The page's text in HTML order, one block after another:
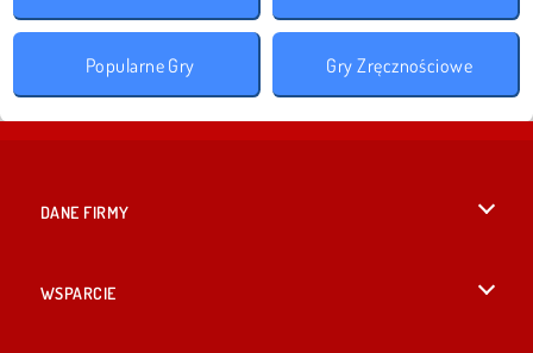
Popularne Gry Gry Zręcznościowe
DANE FIRMY
WSPARCIE